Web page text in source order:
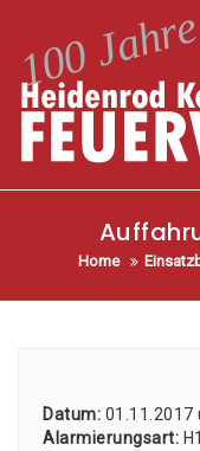
Home
Datum: 01.11.2017
Alar­mie­rungs­art: